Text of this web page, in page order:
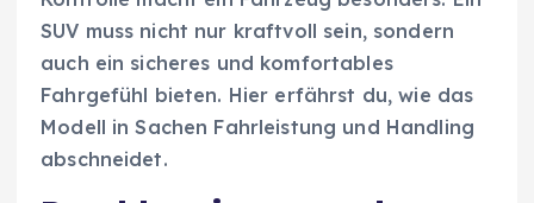
SUV muss nicht nur kraftvoll sein, sondern
auch ein sicheres und komfortables
Fahrgefühl bieten. Hier erfährst du, wie das
Modell in Sachen Fahrleistung und Handling
abschneidet.